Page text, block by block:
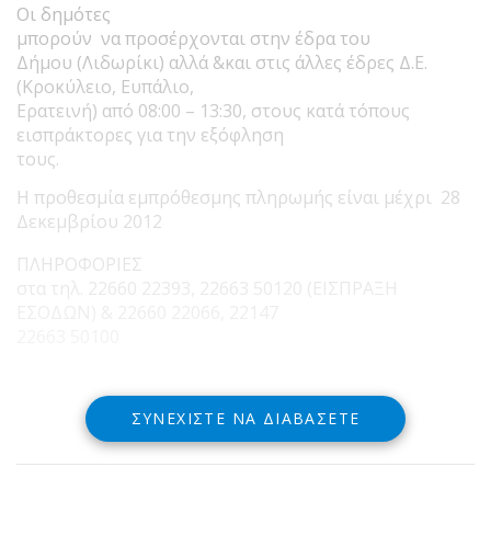
Οι δημότες
μπορούν να προσέρχονται στην έδρα του
Δήμου (Λιδωρίκι) αλλά &και στις άλλες έδρες Δ.Ε.
(Κροκύλειο, Ευπάλιο,
Ερατεινή) από 08:00 – 13:30, στους κατά τόπους
εισπράκτορες για την εξόφληση
τους.
Η προθεσμία εμπρόθεσμης πληρωμής είναι μέχρι 28
Δεκεμβρίου 2012
ΠΛΗΡΟΦΟΡΙΕΣ
ΣΥΝΕΧΊΣΤΕ ΝΑ ΔΙΑΒΆΣΕΤΕ